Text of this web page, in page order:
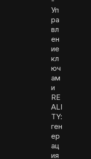
Уп
ра
вл
ен
ие
кл
юч
ам
и
RE
ALI
TY:
ген
ер
ац
ия